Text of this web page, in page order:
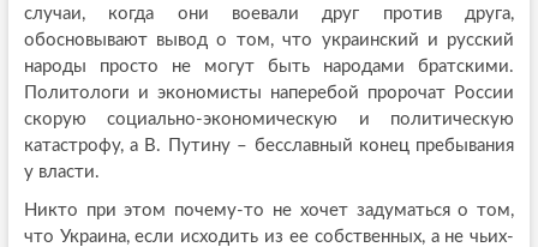
случаи, когда они воевали друг против друга,
обосновывают вывод о том, что украинский и русский
народы просто не могут быть народами братскими.
Политологи и экономисты наперебой пророчат России
скорую социально-экономическую и политическую
катастрофу, а В. Путину – бесславный конец пребывания
у власти.
Никто при этом почему-то не хочет задуматься о том,
что Украина, если исходить из ее собственных, а не чьих-